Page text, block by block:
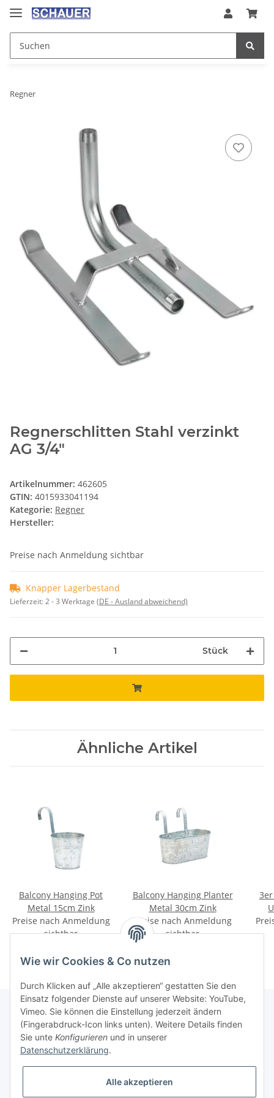
Regner
Regnerschlitten Stahl verzinkt
AG 3/4"
Artikelnummer: 462605
GTIN: 4015933041194
Kategorie: Regner
Hersteller:
Preise nach Anmeldung sichtbar
Knapper Lagerbestand
Lieferzeit:2 - 3 Werktage (DE - Ausland abweichend)
Stück
Ähnliche Artikel
Balcony Hanging Pot
Metal 15cm Zink
Preise nach Anmeldung
sichtbar
Balcony Hanging Planter
Metal 30cm Zink
Preise nach Anmeldung
sichtbar
Informationen
Gesetzliche Informationen
Wie wir Cookies & Co nutzen
Durch Klicken auf „Alle akzeptieren“ gestatten Sie den
Einsatz folgender Dienste auf unserer Website: YouTube,
Vimeo. Sie können die Einstellung jederzeit ändern
(Fingerabdruck-Icon links unten). Weitere Details finden
Sie unte Konfigurieren und in unserer
Datenschutzerklärung.
Alle akzeptieren